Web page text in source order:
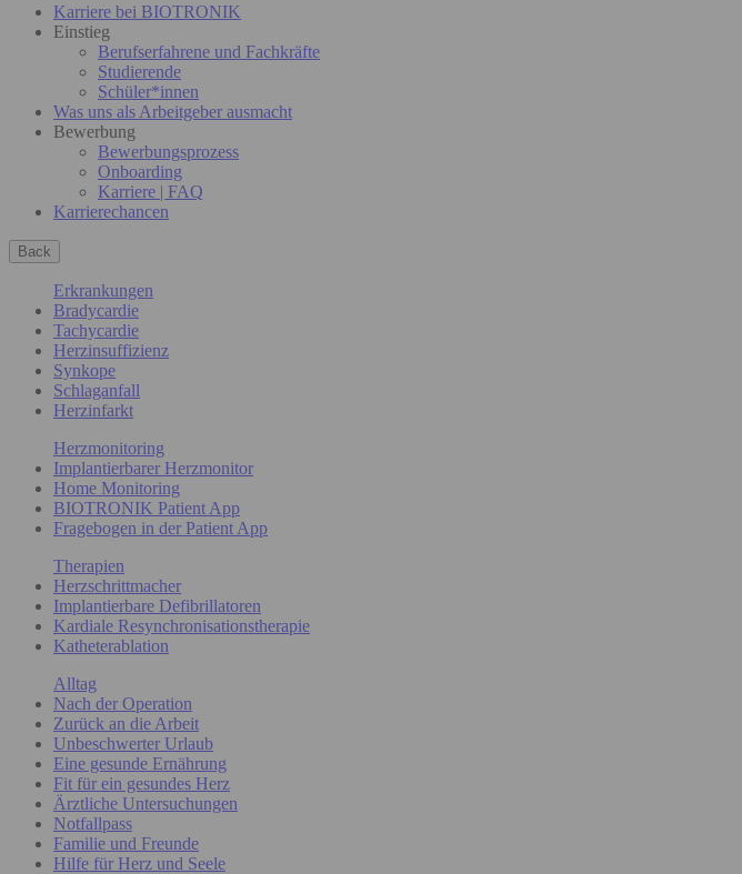
Karriere bei BIOTRONIK
Einstieg
Berufserfahrene und Fachkräfte
Studierende
Schüler*innen
Was uns als Arbeitgeber ausmacht
Bewerbung
Bewerbungsprozess
Onboarding
Karriere | FAQ
Karrierechancen
Back
Erkrankungen
Bradycardie
Tachycardie
Herzinsuffizienz
Synkope
Schlaganfall
Herzinfarkt
Herzmonitoring
Implantierbarer Herzmonitor
Home Monitoring
BIOTRONIK Patient App
Fragebogen in der Patient App
Therapien
Herzschrittmacher
Implantierbare Defibrillatoren
Kardiale Resynchronisationstherapie
Katheterablation
Alltag
Nach der Operation
Zurück an die Arbeit
Unbeschwerter Urlaub
Eine gesunde Ernährung
Fit für ein gesundes Herz
Ärztliche Untersuchungen
Notfallpass
Familie und Freunde
Hilfe für Herz und Seele